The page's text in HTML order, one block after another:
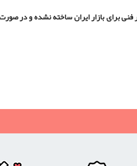
ولت بوده و از نظر فنی برای بازار ایران ساخته